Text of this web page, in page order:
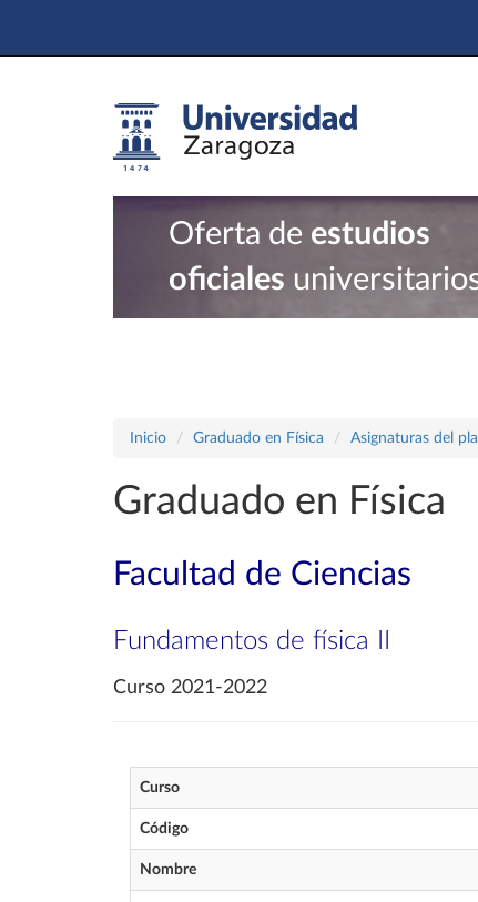
Oferta de estudios
oficiales
Inicio Graduado en Física Asignaturas del
Graduado en Física
Facultad de Ciencias
Fundamentos de física II
Curso 2021-2022
Curso
Código
Nombre